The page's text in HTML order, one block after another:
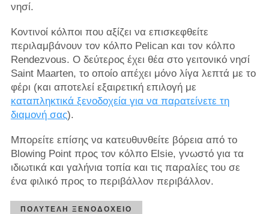
νησί.
Κοντινοί κόλποι που αξίζει να επισκεφθείτε
περιλαμβάνουν τον κόλπο Pelican και τον κόλπο
Rendezvous. Ο δεύτερος έχει θέα στο γειτονικό νησί
Saint Maarten, το οποίο απέχει μόνο λίγα λεπτά με το
φέρι (και αποτελεί εξαιρετική επιλογή με
καταπληκτικά ξενοδοχεία για να παρατείνετε τη
διαμονή σας).
Μπορείτε επίσης να κατευθυνθείτε βόρεια από το
Blowing Point προς τον κόλπο Elsie, γνωστό για τα
ιδιωτικά και γαλήνια τοπία και τις παραλίες του σε
ένα φιλικό προς το περιβάλλον περιβάλλον.
ΠΟΛΥΤΕΛΉ ΞΕΝΟΔΟΧΕΊΟ